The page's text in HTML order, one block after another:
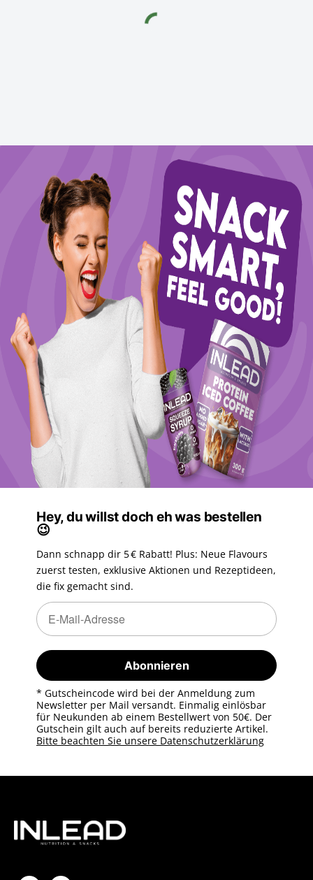
Hey, du willst doch eh was bestellen
😉
Dann schnapp dir 5 € Rabatt! Plus: Neue Flavours
zuerst testen, exklusive Aktionen und Rezeptideen,
die fix gemacht sind.
Newsletter Abonnieren
Newsletter Abonnieren
Abonnieren
* Gutscheincode wird bei der Anmeldung zum
Newsletter per Mail versandt. Einmalig einlösbar
für Neukunden ab einem Bestellwert von 50€. Der
Gutschein gilt auch auf bereits reduzierte Artikel.
Bitte beachten Sie unsere Datenschutzerklärung